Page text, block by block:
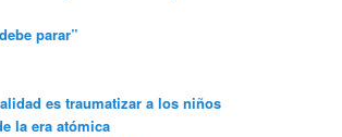
parar”
es traumatizar a los niños
la era atómica